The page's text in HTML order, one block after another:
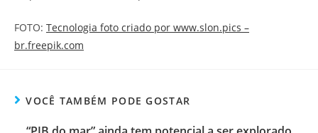
FOTO: Tecnologia foto criado por www.slon.pics –
br.freepik.com
VOCÊ TAMBÉM PODE GOSTAR